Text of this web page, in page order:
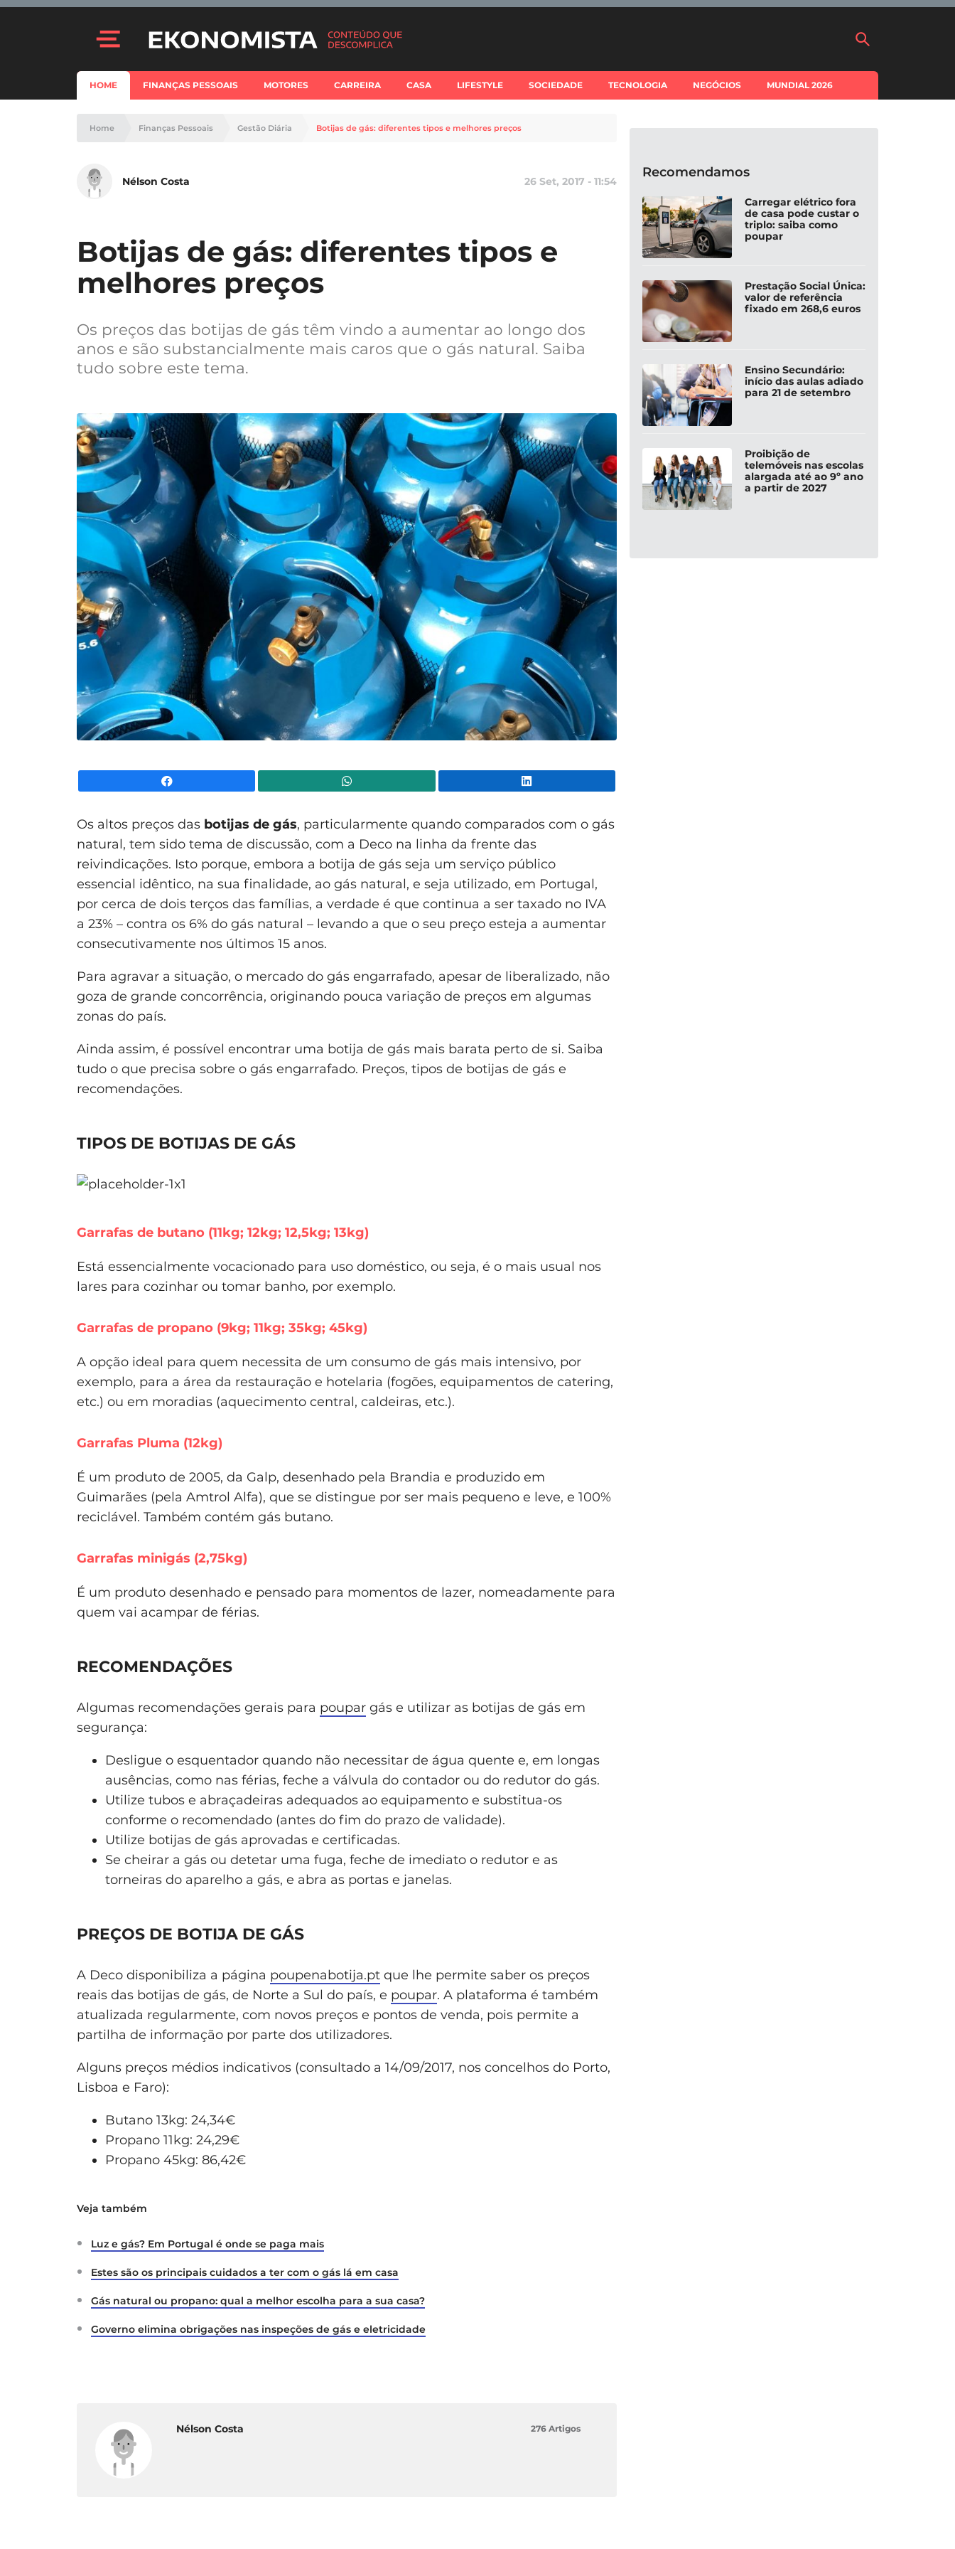
HOME FINANÇAS PESSOAIS MOTORES CARREIRA CASA LIFESTYLE SOCIEDADE TECNOLOGIA NEGÓCIOS MUNDIAL 2026
Home Finanças Pessoais Gestão Diária Botijas de gás: diferentes tipos e melhores preços
Nélson Costa 26 Set, 2017 - 11:54
Botijas de gás: diferentes tipos e
melhores preços
Os preços das botijas de gás têm vindo a aumentar ao longo dos
anos e são substancialmente mais caros que o gás natural. Saiba
tudo sobre este tema.
Os altos preços das botijas de gás, particularmente quando comparados com o gás
natural, tem sido tema de discussão, com a Deco na linha da frente das
reivindicações. Isto porque, embora a botija de gás seja um serviço público
essencial idêntico, na sua finalidade, ao gás natural, e seja utilizado, em Portugal,
por cerca de dois terços das famílias, a verdade é que continua a ser taxado no IVA
a 23% – contra os 6% do gás natural – levando a que o seu preço esteja a aumentar
consecutivamente nos últimos 15 anos.
Para agravar a situação, o mercado do gás engarrafado, apesar de liberalizado, não
goza de grande concorrência, originando pouca variação de preços em algumas
zonas do país.
Ainda assim, é possível encontrar uma botija de gás mais barata perto de si. Saiba
tudo o que precisa sobre o gás engarrafado. Preços, tipos de botijas de gás e
recomendações.
TIPOS DE BOTIJAS DE GÁS
Garrafas de butano (11kg; 12kg; 12,5kg; 13kg)
Está essencialmente vocacionado para uso doméstico, ou seja, é o mais usual nos
lares para cozinhar ou tomar banho, por exemplo.
Garrafas de propano (9kg; 11kg; 35kg; 45kg)
A opção ideal para quem necessita de um consumo de gás mais intensivo, por
exemplo, para a área da restauração e hotelaria (fogões, equipamentos de catering,
etc.) ou em moradias (aquecimento central, caldeiras, etc.).
Garrafas Pluma (12kg)
É um produto de 2005, da Galp, desenhado pela Brandia e produzido em
Guimarães (pela Amtrol Alfa), que se distingue por ser mais pequeno e leve, e 100%
reciclável. Também contém gás butano.
Garrafas minigás (2,75kg)
É um produto desenhado e pensado para momentos de lazer, nomeadamente para
quem vai acampar de férias.
RECOMENDAÇÕES
Algumas recomendações gerais para poupar gás e utilizar as botijas de gás em
segurança:
Desligue o esquentador quando não necessitar de água quente e, em longas
ausências, como nas férias, feche a válvula do contador ou do redutor do gás.
Utilize tubos e abraçadeiras adequados ao equipamento e substitua-os
conforme o recomendado (antes do fim do prazo de validade).
Utilize botijas de gás aprovadas e certificadas.
Se cheirar a gás ou detetar uma fuga, feche de imediato o redutor e as
torneiras do aparelho a gás, e abra as portas e janelas.
PREÇOS DE BOTIJA DE GÁS
A Deco disponibiliza a página poupenabotija.pt que lhe permite saber os preços
reais das botijas de gás, de Norte a Sul do país, e poupar. A plataforma é também
atualizada regularmente, com novos preços e pontos de venda, pois permite a
partilha de informação por parte dos utilizadores.
Alguns preços médios indicativos (consultado a 14/09/2017, nos concelhos do Porto,
Lisboa e Faro):
Butano 13kg: 24,34€
Propano 11kg: 24,29€
Propano 45kg: 86,42€
Veja também
Luz e gás? Em Portugal é onde se paga mais
Estes são os principais cuidados a ter com o gás lá em casa
Gás natural ou propano: qual a melhor escolha para a sua casa?
Governo elimina obrigações nas inspeções de gás e eletricidade
Nélson Costa 276 Artigos
Recomendamos
Carregar elétrico fora
de casa pode custar o
triplo: saiba como
poupar
Prestação Social Única:
valor de referência
fixado em 268,6 euros
Ensino Secundário:
início das aulas adiado
para 21 de setembro
Proibição de
telemóveis nas escolas
alargada até ao 9º ano
a partir de 2027